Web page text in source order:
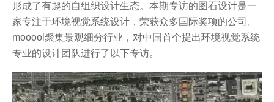
形成了有趣的自组织设计生态。本期专访的图石设计是一
家专注于环境视觉系统设计，荣获众多国际奖项的公司。
mooool聚集景观细分行业，对中国首个提出环境视觉系统
专业的设计团队进行了以下专访。